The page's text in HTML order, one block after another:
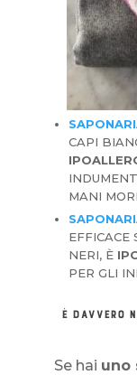
CAPI
MANI
EFFICACE
NERI, È
PER GLI
È DAVVERO
Se hai uno